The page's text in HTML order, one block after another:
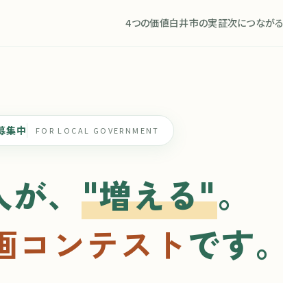
4つの価値白井市の実証次につながる
集中 FOR LOCAL GOVERNMENT
、 "増える"。
コンテストです。